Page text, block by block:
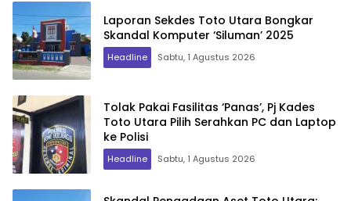
Laporan Sekdes Toto Utara Bongkar
Skandal Komputer ‘Siluman’ 2025
Headline Sabtu, 1 Agustus 2026
Tolak Pakai Fasilitas ‘Panas’, Pj Kades
Toto Utara Pilih Serahkan PC dan Laptop
ke Polisi
Headline Sabtu, 1 Agustus 2026